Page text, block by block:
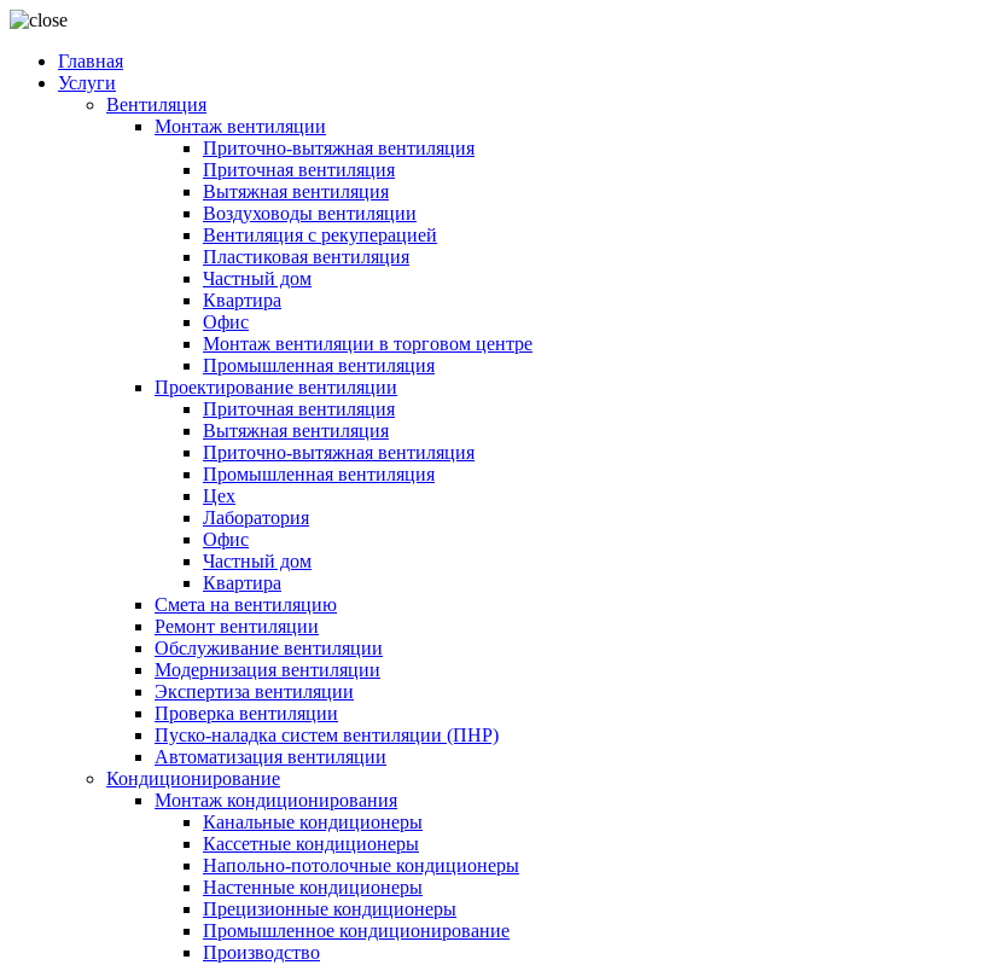
Главная
Услуги
Вентиляция
Монтаж вентиляции
Приточно-вытяжная вентиляция
Приточная вентиляция
Вытяжная вентиляция
Воздуховоды вентиляции
Вентиляция с рекуперацией
Пластиковая вентиляция
Частный дом
Квартира
Офис
Монтаж вентиляции в торговом центре
Промышленная вентиляция
Проектирование вентиляции
Приточная вентиляция
Вытяжная вентиляция
Приточно-вытяжная вентиляция
Промышленная вентиляция
Цех
Лаборатория
Офис
Частный дом
Квартира
Смета на вентиляцию
Ремонт вентиляции
Обслуживание вентиляции
Модернизация вентиляции
Экспертиза вентиляции
Проверка вентиляции
Пуско-наладка систем вентиляции (ПНР)
Автоматизация вентиляции
Кондиционирование
Монтаж кондиционирования
Канальные кондиционеры
Кассетные кондиционеры
Напольно-потолочные кондиционеры
Настенные кондиционеры
Прецизионные кондиционеры
Промышленное кондиционирование
Производство